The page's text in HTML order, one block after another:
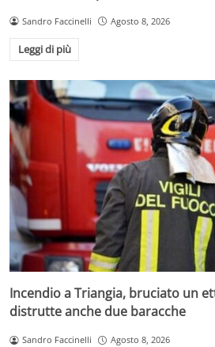
Sandro Faccinelli Agosto 8, 2026
Leggi di più
Incendio a Triangia, bruciato un
distrutte anche due baracche
Sandro Faccinelli Agosto 8, 2026